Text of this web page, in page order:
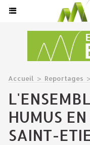
Accueil > Reportages >
HUMUS
SAINT-